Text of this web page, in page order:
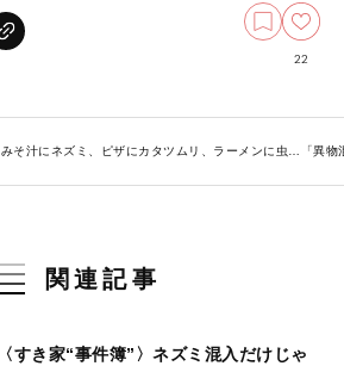
22
みそ汁にネズミ、ピザにカタツムリ、ラーメンに虫…「異物
関連記事
〈すき家“事件簿”〉ネズミ混入だけじゃ